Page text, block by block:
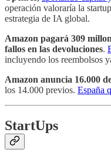
operación valoraría la
estrategia de IA global.
Amazon pagará 309
fallos en las devoluciones.
incluyendo los reembolsos
Amazon anuncia 16.000
los 14.000 previos. España
StartUps